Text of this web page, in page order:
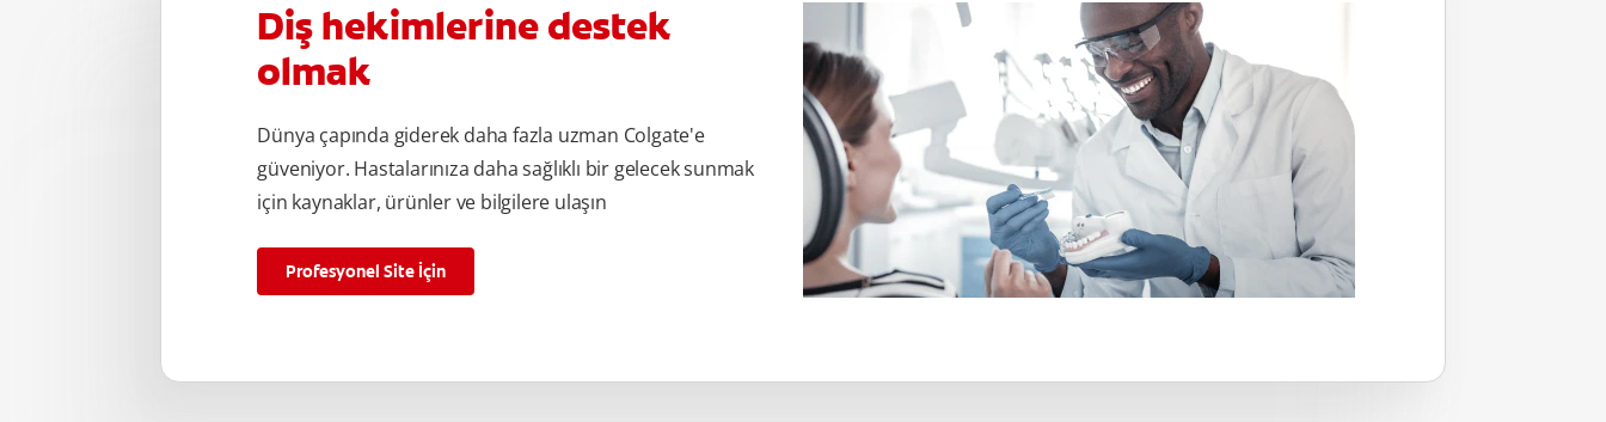
Diş hekimlerine destek
olmak
Dünya çapında giderek daha fazla uzman Colgate'e
güveniyor. Hastalarınıza daha sağlıklı bir gelecek sunmak
için kaynaklar, ürünler ve bilgilere ulaşın
Profesyonel Site İçin